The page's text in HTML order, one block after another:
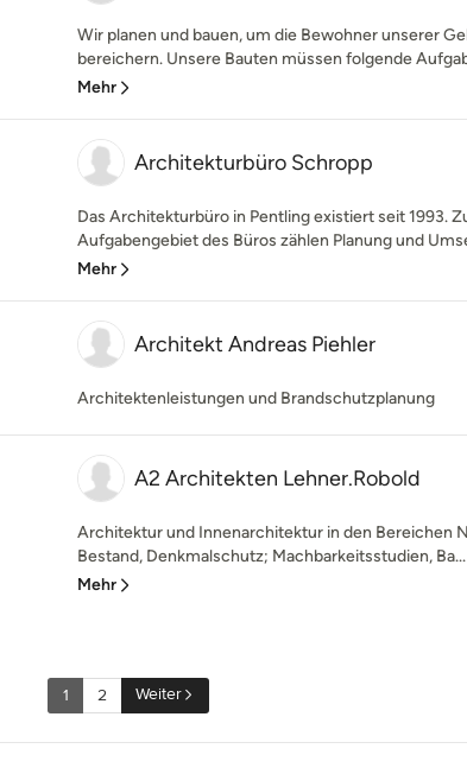
Wir planen und bauen, um die Bewohner unserer
bereichern. Unsere Bauten müssen folgende
Mehr
Architekturbüro Schropp
Das Architekturbüro in Pentling existiert seit 1993.
Aufgabengebiet des Büros zählen Planung und
Mehr
Architekt Andreas Piehler
Architektenleistungen und Brandschutzplanung
A2 Architekten Lehner.Robold
Architektur und Innenarchitektur in den Bereichen
Bestand, Denkmalschutz; Machbarkeitsstudien, Ba...
Mehr
1 2 Weiter